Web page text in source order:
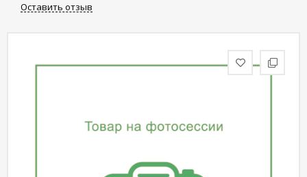
конфиденциальности
Оставить отзыв